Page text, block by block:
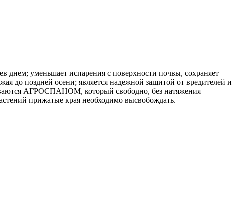
днем; уменьшает испарения с поверхности почвы, сохраняет
до поздней осени; является надежной защитой от вредителей и
АГРОСПАНОМ, который свободно, без натяжения
прижатые края необходимо высвобождать.